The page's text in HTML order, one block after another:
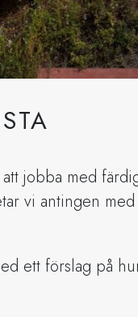
jobba med
vi antingen
ett förslag på